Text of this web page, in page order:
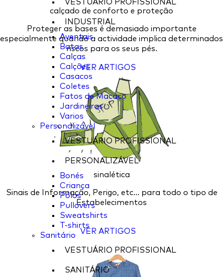
VESTUÁRIO PROFISSIONAL
INDUSTRIAL
Aventais
Batas
Calças
Calções
Casacos
Coletes
Fatos de Macaco
Jardineiras
Varios
Personalizável
VESTUÁRIO PROFISSIONAL
PERSONALIZÁVEL
Bonés
Criança
Pólos
Pullovers
Sweatshirts
T-shirts
Sanitário
VESTUÁRIO PROFISSIONAL
SANITÁRIO
calçado de conforto e proteção
Proteger as bases é demasiado importante
especialmente quando a actividade implica determinados
riscos para os seus pés.
VER ARTIGOS
sinalética
Sinais de Informação, Perigo, etc... para todo o tipo de
Estabelecimentos
VER ARTIGOS